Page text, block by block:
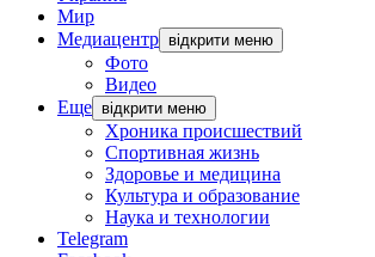
Мир
Медиацентр відкрити меню
Фото
Видео
Еще відкрити меню
Хроника происшествий
Спортивная жизнь
Здоровье и медицина
Культура и образование
Наука и технологии
Telegram